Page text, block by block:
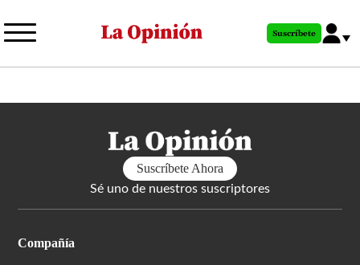
al
principal
Suscríbete
Suscríbete Ahora
Sé uno de nuestros suscriptores
Compañía